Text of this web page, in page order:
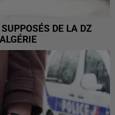
SUPPOSÉS DE LA DZ